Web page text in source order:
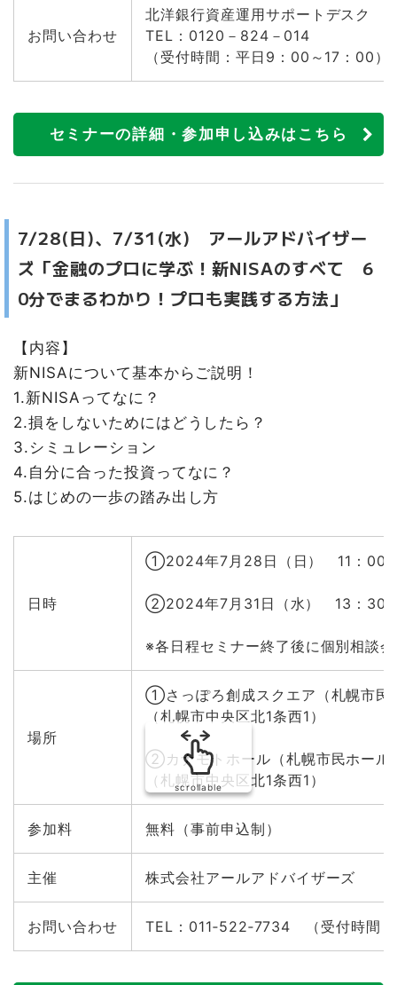
お問い合わせ
北洋銀行資産運用サポートデスク
TEL：0120－824－014
（受付時間：平日9：00～17：00）
セミナーの詳細・参加申し込みはこちら
7/28(日)、7/31(水) アールアドバイザー
ズ「金融のプロに学ぶ！新NISAのすべて 6
0分でまるわかり！プロも実践する方法」
【内容】
新NISAについて基本からご説明！
1.新NISAってなに？
2.損をしないためにはどうしたら？
3.シミュレーション
4.自分に合った投資ってなに？
5.はじめの一歩の踏み出し方
日時
①2024年7月28日（日） 11：00
②2024年7月31日（水） 13：30
※各日程セミナー終了後に個別相談
場所
①さっぽろ創成スクエア（札幌市民
（札幌市中央区北1条西1）
②カナモトホール（札幌市民ホール
（札幌市中央区北1条西1）
参加料 無料（事前申込制）
主催 株式会社アールアドバイザーズ
お問い合わせ TEL：011‐522‐7734 （受付時間
scrollable